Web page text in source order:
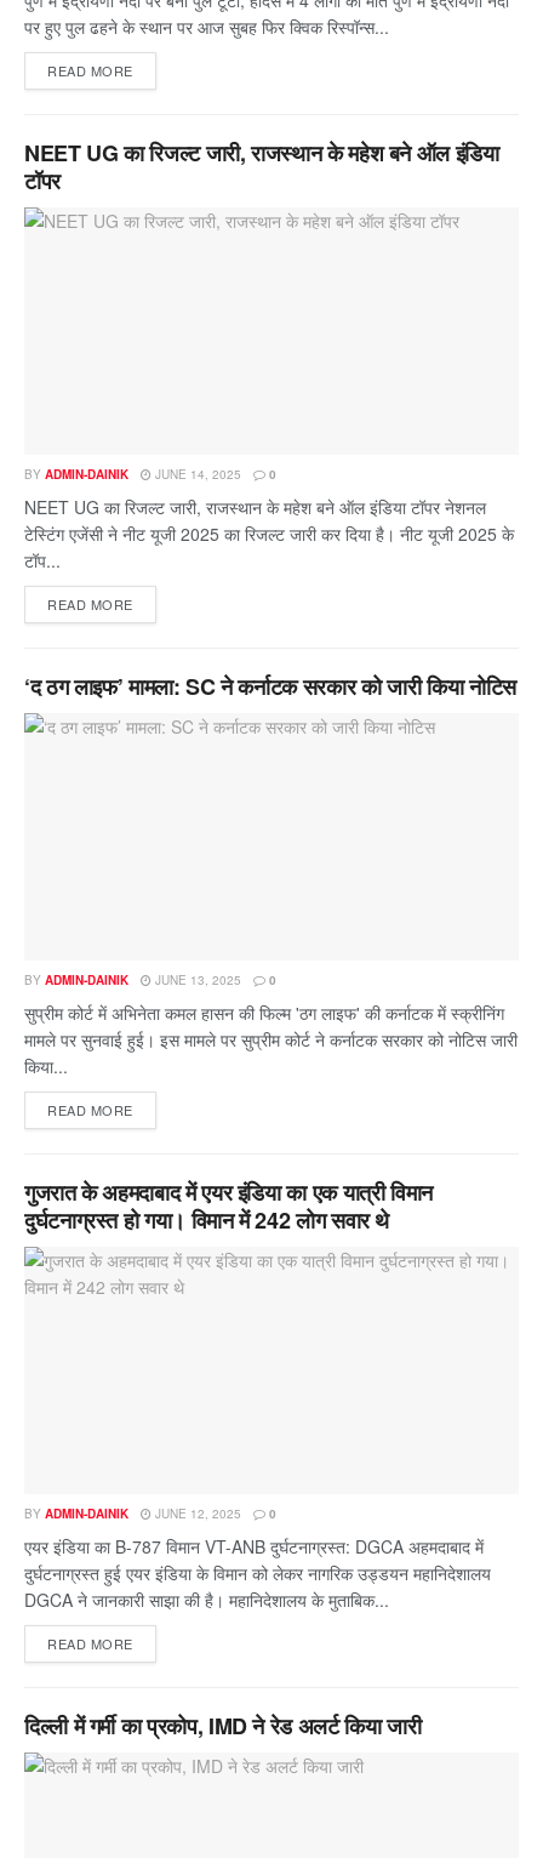
पर हुए पुल ढहने के स्थान पर आज सुबह फिर क्विक रिस्पॉन्स...
READ MORE
NEET UG का रिजल्ट जारी, राजस्थान के महेश बने ऑल इंडिया
टॉपर
BY ADMIN-DAINIK JUNE 14, 2025 0
NEET UG का रिजल्ट जारी, राजस्थान के महेश बने ऑल इंडिया टॉपर नेशनल
टेस्टिंग एजेंसी ने नीट यूजी 2025 का रिजल्ट जारी कर दिया है। नीट यूजी 2025 के
टॉप...
READ MORE
‘द ठग लाइफ’ मामला: SC ने कर्नाटक सरकार को जारी किया नोटिस
BY ADMIN-DAINIK JUNE 13, 2025 0
सुप्रीम कोर्ट में अभिनेता कमल हासन की फिल्म 'ठग लाइफ' की कर्नाटक में स्क्रीनिंग
मामले पर सुनवाई हुई। इस मामले पर सुप्रीम कोर्ट ने कर्नाटक सरकार को नोटिस जारी
किया...
READ MORE
गुजरात के अहमदाबाद में एयर इंडिया का एक यात्री विमान
दुर्घटनाग्रस्त हो गया। विमान में 242 लोग सवार थे
BY ADMIN-DAINIK JUNE 12, 2025 0
एयर इंडिया का B-787 विमान VT-ANB दुर्घटनाग्रस्त: DGCA अहमदाबाद में
दुर्घटनाग्रस्त हुई एयर इंडिया के विमान को लेकर नागरिक उड्डयन महानिदेशालय
DGCA ने जानकारी साझा की है। महानिदेशालय के मुताबिक...
READ MORE
दिल्ली में गर्मी का प्रकोप, IMD ने रेड अलर्ट किया जारी